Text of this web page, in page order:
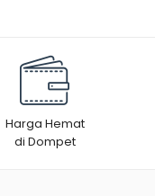
Harga Hemat
di Dompet